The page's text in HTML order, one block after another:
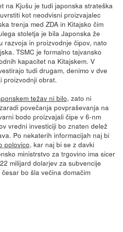
na Kjušu je tudi japonska strateška
kot neodvisni proizvajalec
trenja med ZDA in Kitajsko čim
stoletja je bila Japonska že
razvoja in proizvodnje čipov, nato
TSMC je formalno tajvansko
kapacitet na Kitajskem. V
tudi drugam, denimo v dve
proizvodnji obrat.
težav ni bilo, zato ni
povečanja povpraševanja na
bodo proizvajali čipe v 6-nm
vredni investiciji bo znaten delež
Po nekaterih informacijah naj bi
polovico, kar naj bi se z davki
ministrstvo za trgovino ima sicer
milijard dolarjev za subvencije
bo šla večina domačim